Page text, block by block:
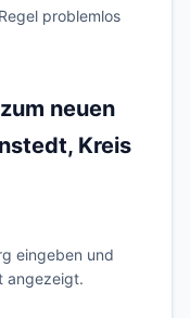
problemlos
neuen
Kreis
eingeben und
angezeigt.